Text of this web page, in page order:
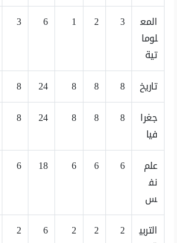
المع
لوما
تية
3
2
1
6
3
تاريخ 8
8
8
24
8
جغرا
فيا
8
8
8
24
8
علم
نف
س
6
6
6
18
6
التربي
2
2
2
6
2